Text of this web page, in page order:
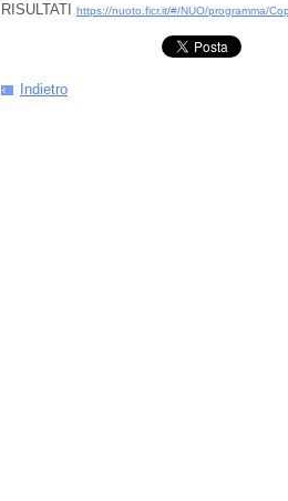
RISULTATI https://nuoto.ficr.it/#/NUO/programma/
Indietro